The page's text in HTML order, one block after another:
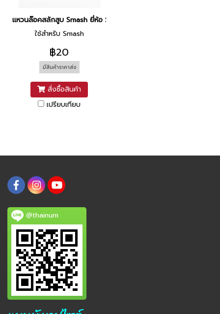
แหวนล๊อคสลักสูบ Smash ยี่ห้อ SUZUKI
ใช้สำหรับ Smash
฿20
มีสินค้าราคาส่ง
สั่งซื้อสินค้า
เปรียบเทียบ
@thainum